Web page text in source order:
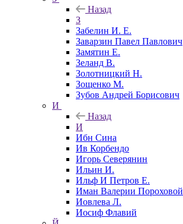
Назад
З
Забелин И. Е.
Заварзин Павел Павлович
Замятин Е.
Зеланд В.
Золотницкий Н.
Зощенко М.
Зубов Андрей Борисович
И
Назад
И
Ибн Сина
Ив Корбендо
Игорь Северянин
Ильин И.
Ильф И Петров Е.
Иман Валерии Пороховой
Иовлева Л.
Иосиф Флавий